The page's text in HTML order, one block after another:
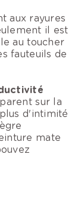
aux rayures
il est
au toucher
fauteuils de
sur la
d'intimité
mate